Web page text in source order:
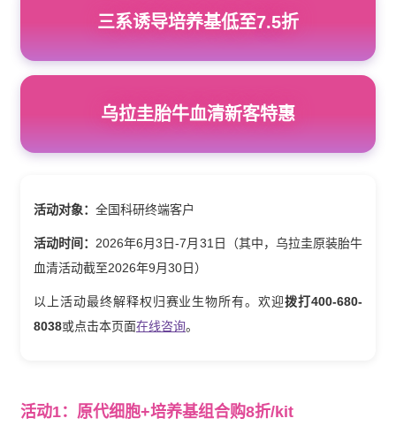
三系诱导培养基低至7.5折
乌拉圭胎牛血清新客特惠
活动对象： 全国科研终端客户
活动时间： 2026年6月3日-7月31日（其中，乌拉圭原装胎牛
血清活动截至2026年9月30日）
以上活动最终解释权归赛业生物所有。欢迎拨打400-680-
8038或点击本页面在线咨询。
活动1：原代细胞+培养基组合购8折/kit